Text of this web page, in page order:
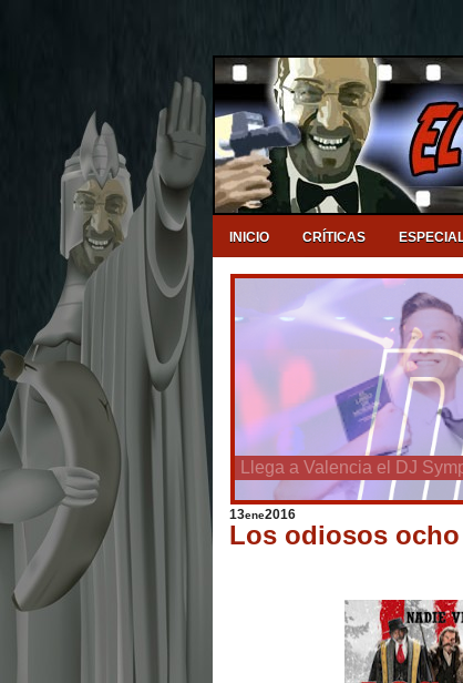
INICIO CRÍTICAS
13ene2016
Los odiosos ocho